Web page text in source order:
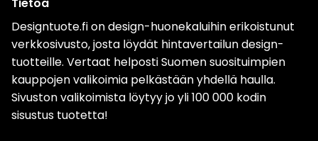
Tietoa
Designtuote.fi on design-huonekaluihin erikoistunut
verkkosivusto, josta löydät hintavertailun design-
tuotteille. Vertaat helposti Suomen suosituimpien
kauppojen valikoimia pelkästään yhdellä haulla.
Sivuston valikoimista löytyy jo yli 100 000 kodin
sisustus tuotetta!